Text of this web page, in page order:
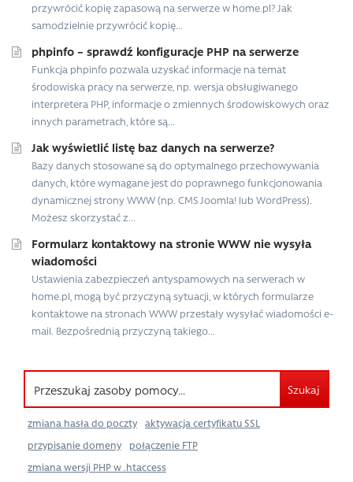
przywrócić kopię zapasową na serwerze w home.pl? Jak
samodzielnie przywrócić kopię...
phpinfo – sprawdź konfiguracje PHP na serwerze
Funkcja phpinfo pozwala uzyskać informacje na temat
środowiska pracy na serwerze, np. wersja obsługiwanego
interpretera PHP, informacje o zmiennych środowiskowych oraz
innych parametrach, które są...
Jak wyświetlić listę baz danych na serwerze?
Bazy danych stosowane są do optymalnego przechowywania
danych, które wymagane jest do poprawnego funkcjonowania
dynamicznej strony WWW (np. CMS Joomla! lub WordPress).
Możesz skorzystać z...
Formularz kontaktowy na stronie WWW nie wysyła
wiadomości
Ustawienia zabezpieczeń antyspamowych na serwerach w
home.pl, mogą być przyczyną sytuacji, w których formularze
kontaktowe na stronach WWW przestały wysyłać wiadomości e-
mail. Bezpośrednią przyczyną takiego...
Szukaj
zmiana hasła do poczty
aktywacja certyfikatu SSL
przypisanie domeny
połączenie FTP
zmiana wersji PHP w .htaccess